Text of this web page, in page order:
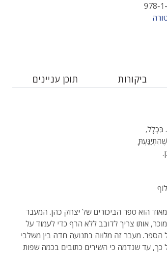
ביקורות תוכן עניינים
בִּכְלָל,
הוא ספר הביכורים של יצחק כהן. המעבר
אותו צריך לדובב ללא הרף כדי לעמוד על
הספר. מעבר זה מלוּוה בתנועה חדה בין משלבי
כך, עד שנדמה כי השירים כתובים בכמה שפות